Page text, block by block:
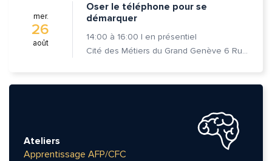
mer.
26
août
Oser le téléphone pour se
démarquer
14:00 à 16:00 | en présentiel
Cité des Métiers du Grand Genève 6 Rue Prévost-Martin 1205 Genève
Ateliers
Apprentissage AFP/CFC